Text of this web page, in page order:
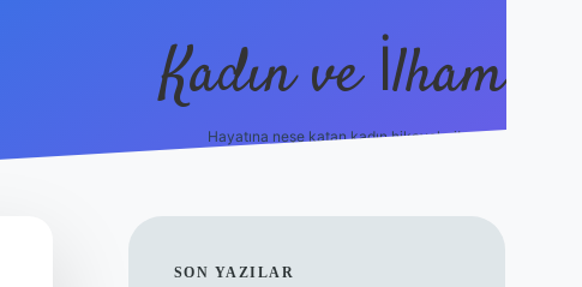
Kadın ve İlham
Hayatına neşe katan kadın hikayeleri!
SON YAZILAR
ilbet https://